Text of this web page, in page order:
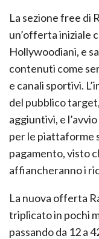
La sezione free di
un’offerta iniziale
Hollywoodiani, e
contenuti come
e canali sportivi.
del pubblico
aggiuntivi, e
per le piattaforme
pagamento, visto
affiancheranno i
La nuova offerta
triplicato in pochi
passando da 12 a